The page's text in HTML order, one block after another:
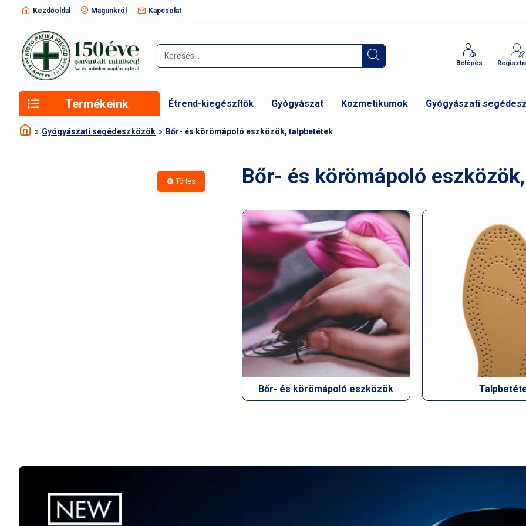
Kezdőoldal Magunkról Kapcsolat
Belépés
Termékeink Étrend-kiegészítők Gyógyászat Kozmetikumok Gyógyászati
Gyógyászati segédeszközök Bőr- és körömápoló eszközök, talpbetétek
Törlés Bőr- és körömápoló
Bőr- és körömápoló eszközök